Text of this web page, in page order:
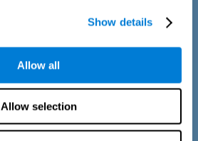
Show details
Allow all
Allow selection